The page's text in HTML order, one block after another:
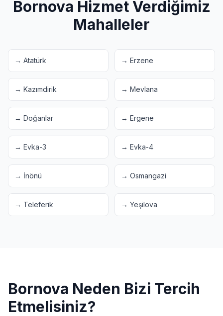
Bornova Hizmet Verdiğimiz
Mahalleler
→ Atatürk → Erzene
→ Kazımdirik → Mevlana
→ Doğanlar → Ergene
→ Evka-3 → Evka-4
→ İnönü → Osmangazi
→ Teleferik → Yeşilova
Bornova Neden Bizi Tercih
Etmelisiniz?